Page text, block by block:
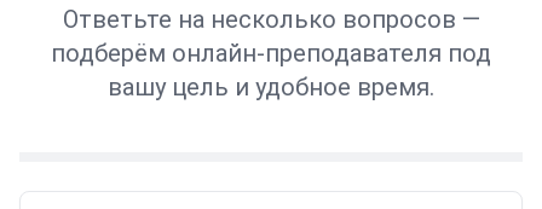
Ответьте на несколько вопросов —
подберём онлайн-преподавателя под
вашу цель и удобное время.